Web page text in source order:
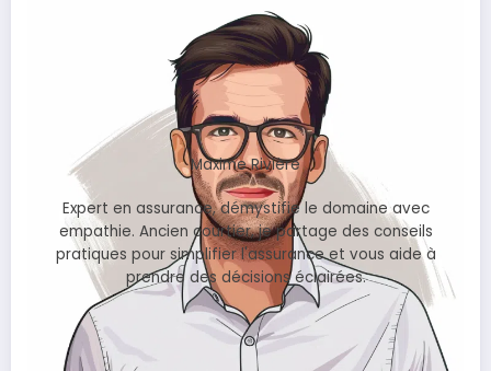
Maxime Rivière
Expert en assurance, démystifie le domaine avec
empathie. Ancien courtier, je partage des conseils
pratiques pour simplifier l'assurance et vous aide à
prendre des décisions éclairées.